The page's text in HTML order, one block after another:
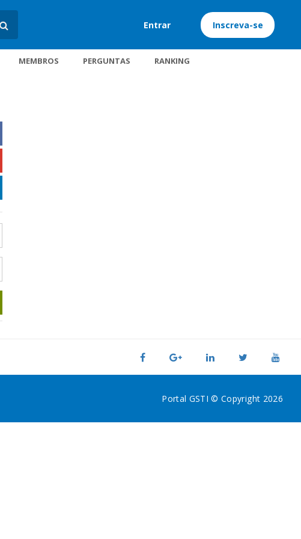
Entrar Inscreva-se
MEMBROS PERGUNTAS RANKING
Portal GSTI © Copyright 2026